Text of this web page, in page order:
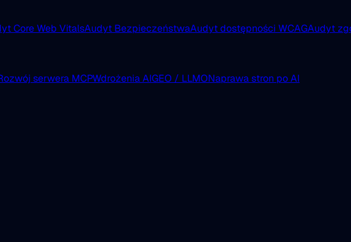
Core Web VitalsAudyt BezpieczeństwaAudyt dostępności WCAGAudyt
serwera MCPWdrożenia AIGEO / LLMONaprawa stron po AI